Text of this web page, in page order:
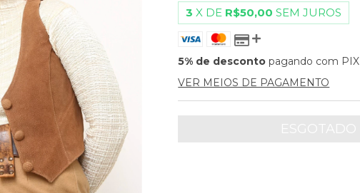
3 X DE R$50,00 SEM JUROS
5% de desconto pagando com PIX
VER MEIOS DE PAGAMENTO